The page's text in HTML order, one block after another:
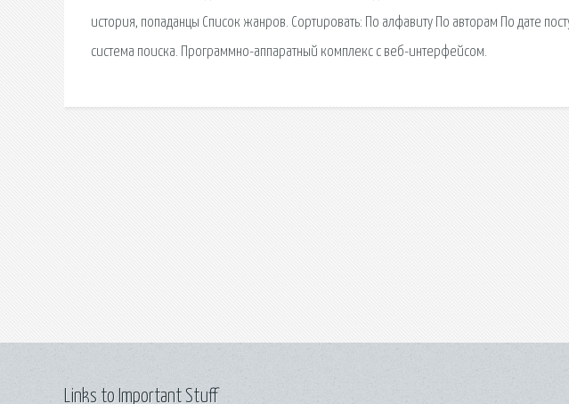
история, попаданцы Список жанров. Сортировать: По алфавиту По авторам По дате
система поиска. Программно-аппаратный комплекс с веб-интерфейсом.
Links to Important Stuff